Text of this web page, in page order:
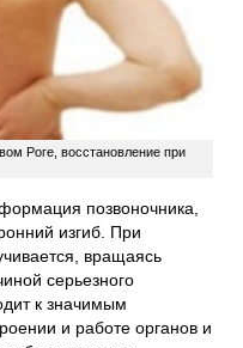
Роге, восстановление при
позвоночника,
изгиб. При
вращаясь
серьезного
к значимым
и работе органов и